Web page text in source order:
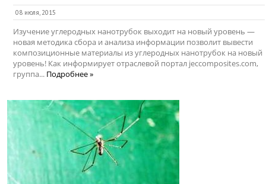
08 июля, 2015
Изучение углеродных нанотрубок выходит на новый уровень —
новая методика сбора и анализа информации позволит вывести
композиционные материалы из углеродных нанотрубок на новый
уровень! Как информирует отраслевой портал jeccomposites.com,
группа... Подробнее »